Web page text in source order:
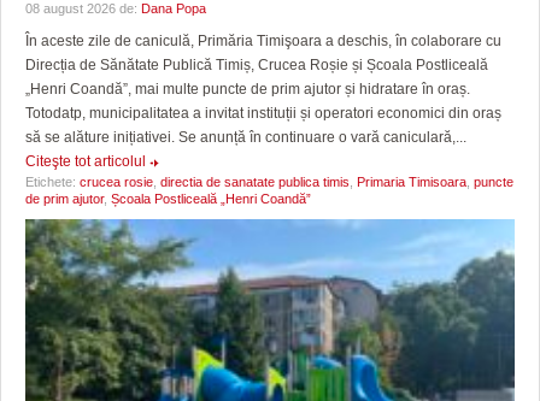
08 august 2026 de: Dana Popa
În aceste zile de caniculă, Primăria Timişoara a deschis, în colaborare cu
Direcția de Sănătate Publică Timiș, Crucea Roșie și Școala Postliceală
„Henri Coandă”, mai multe puncte de prim ajutor și hidratare în oraș.
Totodatp, municipalitatea a invitat instituții și operatori economici din oraș
să se alăture inițiativei. Se anunță în continuare o vară caniculară,...
Citeşte tot articolul
Etichete: crucea rosie directia de sanatate publica timis Primaria Timisoara puncte
de prim ajutor, Școala Postliceală „Henri Coandă”